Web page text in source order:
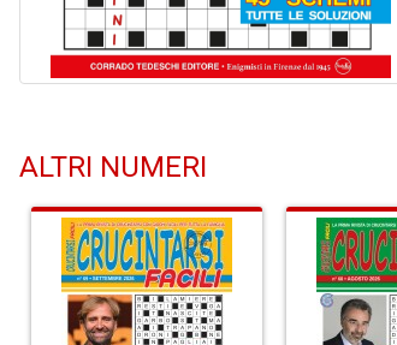
ALTRI NUMERI